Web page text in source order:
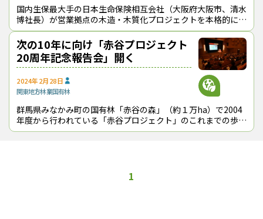
国内生保最大手の日本生命保険相互会社（大阪府大阪市、清水
博社長）が営業拠点の木造・木質化プロジェクトを本格的にス
タートさせている。 同社は、昨年（2023年）10月17日に農林
水産省及び環境省
次の10年に向け「赤谷プロジェクト
20周年記念報告会」開く
2024年2月28日
関東地方林業国有林
群馬県みなかみ町の国有林「赤谷の森」（約１万ha）で2004
年度から行われている「赤谷プロジェクト」のこれまでの歩み
を総括する「20周年記念報告会」が２月３日に同町カルチャ
1